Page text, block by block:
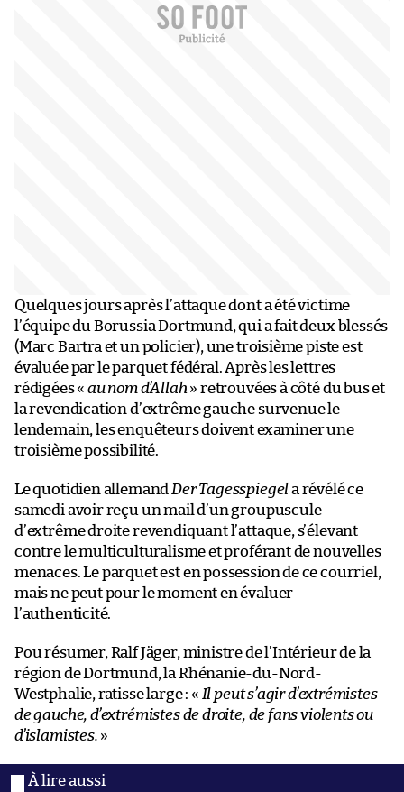
Quelques jours après l’attaque dont a été victime
l’équipe du Borussia Dortmund, qui a fait deux blessés
(Marc Bartra et un policier), une troisième piste est
évaluée par le parquet fédéral. Après les lettres
rédigées «au nom d’Allah » retrouvées à côté du bus et
la revendication d’extrême gauche survenue le
lendemain, les enquêteurs doivent examiner une
troisième possibilité.
Le quotidien allemand Der Tagesspiegela révélé ce
samedi avoir reçu un mail d’un groupuscule
d’extrême droite revendiquant l’attaque, s’élevant
contre le multiculturalisme et proférant de nouvelles
menaces. Le parquet est en possession de ce courriel,
mais ne peut pour le moment en évaluer
l’authenticité.
Pou résumer, Ralf Jäger, ministre de l’Intérieur de la
région de Dortmund, la Rhénanie-du-Nord-
Westphalie, ratisse large : « Il peut s’agir d’extrémistes
de gauche, d’extrémistes de droite, de fans violents ou
d’islamistes. »